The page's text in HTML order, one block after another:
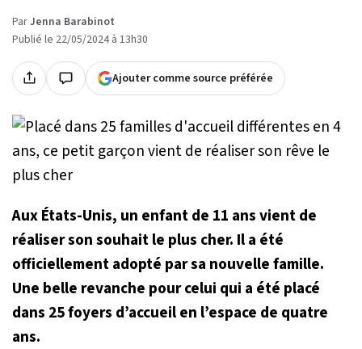
ParJenna Barabinot
Publié le 22/05/2024 à 13h30
Ajouter comme source préférée
Aux États-Unis, un enfant de 11 ans vient de
réaliser son souhait le plus cher. Il a été
officiellement adopté par sa nouvelle famille.
Une belle revanche pour celui qui a été placé
dans 25 foyers d’accueil en l’espace de quatre
ans.